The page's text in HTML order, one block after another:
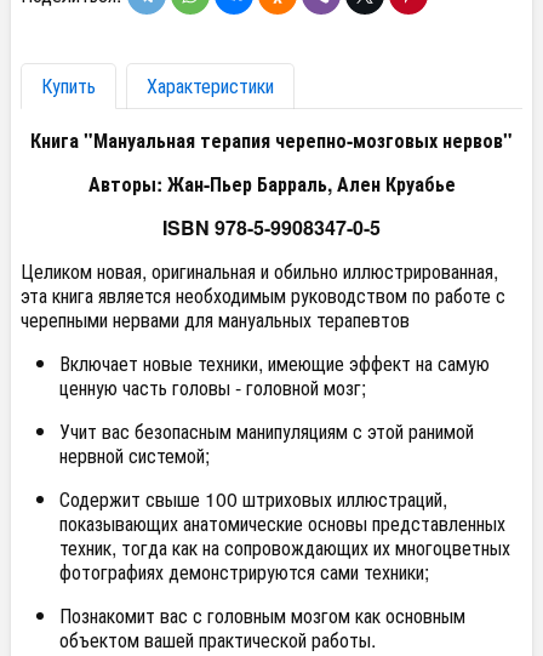
Купить
Характеристики
Книга "Мануальная терапия черепно-мозговых нервов"
Авторы: Жан-Пьер Барраль, Ален Круабье
ISBN 978-5-9908347-0-5
Целиком новая, оригинальная и обильно иллюстрированная,
эта книга является необходимым руководством по работе с
черепными нервами для мануальных терапевтов
Включает новые техники, имеющие эффект на самую
ценную часть головы - головной мозг;
Учит вас безопасным манипуляциям с этой ранимой
нервной системой;
Содержит свыше 100 штриховых иллюстраций,
показывающих анатомические основы представленных
техник, тогда как на сопровождающих их многоцветных
фотографиях демонстрируются сами техники;
Познакомит вас с головным мозгом как основным
объектом вашей практической работы.